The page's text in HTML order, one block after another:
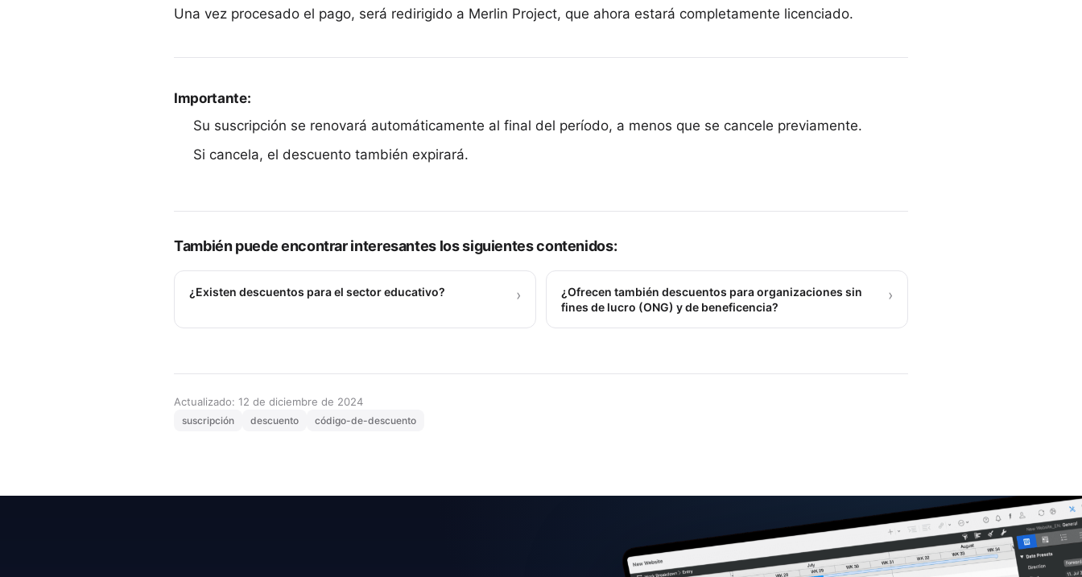
Una vez procesado el pago, será redirigido a Merlin Project, que ahora estará completamente licenciado.
Importante:
Su suscripción se renovará automáticamente al final del período, a menos que se cancele previamente.
Si cancela, el descuento también expirará.
También puede encontrar interesantes los siguientes contenidos:
¿Existen descuentos para el sector educativo? ›
¿Ofrecen también descuentos para organizaciones sin
fines de lucro (ONG) y de beneficencia?
›
Actualizado: 12 de diciembre de 2024
suscripción descuento código-de-descuento